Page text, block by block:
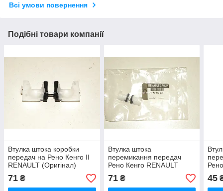
Всі умови повернення
Подібні товари компанії
Втулка штока коробки
передач на Рено Кенго II
RENAULT (Оригінал)
7700872205
71 ₴
Втулка штока
перемикання передач
Рено Кенго RENAULT
(Оригінал) 7700872205
71₴ 45